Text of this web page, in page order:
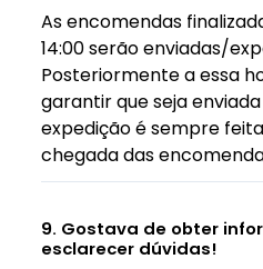
As encomendas
14:00 serão enviadas/
Posteriormente a essa
garantir que seja
expedição é sempre
chegada das
9. Gostava de obter
esclarecer dúvidas!